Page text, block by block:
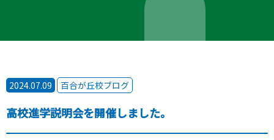
2024.07.09 百合が丘校ブログ
高校進学説明会を開催しました。